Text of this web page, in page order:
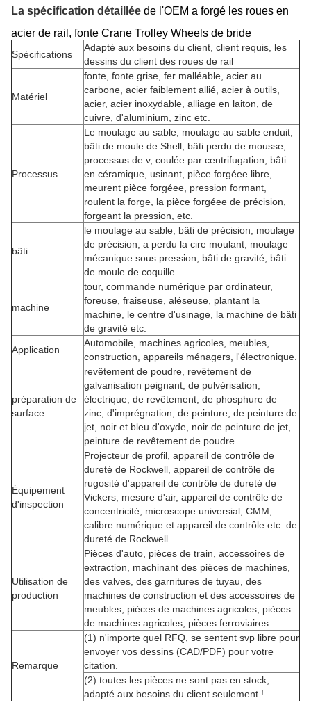
La spécification détaillée de l'OEM a forgé les roues en
acier de rail, fonte Crane Trolley Wheels de bride
Spécifications
Adapté aux besoins du client, client requis, les
dessins du client des roues de rail
Matériel
fonte, fonte grise, fer malléable, acier au
carbone, acier faiblement allié, acier à outils,
acier, acier inoxydable, alliage en laiton , de
cuivre , d'aluminium, zinc etc.
Processus
Le moulage au sable, moulage au sable enduit,
bâti de moule de Shell, bâti perdu de mousse,
processus de v, coulée par centrifugation, bâti
en céramique, usinant, pièce forgéee libre,
meurent pièce forgéee, pression formant,
roulent la forge, la pièce forgéee de précision,
forgeant la pression, etc.
bâti
le moulage au sable, bâti de précision, moulage
de précision, a perdu la cire moulant, moulage
mécanique sous pression, bâti de gravité, bâti
de moule de coquille
machine
tour, commande numérique par ordinateur,
foreuse, fraiseuse, aléseuse, plantant la
machine, le centre d'usinage, la machine de bâti
de gravité etc.
Application
Automobile, machines agricoles, meubles,
construction, appareils ménagers, l'électronique.
préparation de
surface
revêtement de poudre, revêtement de
galvanisation peignant, de pulvérisation,
électrique, de revêtement, de phosphure de
zinc, d'imprégnation, de peinture, de peinture de
jet, noir et bleu d'oxyde, noir de peinture de jet,
peinture de revêtement de poudre
Équipement
d'inspection
Projecteur de profil, appareil de contrôle de
dureté de Rockwell, appareil de contrôle de
rugosité d'appareil de contrôle de dureté de
Vickers, mesure d'air, appareil de contrôle de
concentricité, microscope universial, CMM,
calibre numérique et appareil de contrôle etc. de
dureté de Rockwell.
Utilisation de
production
Pièces d'auto, pièces de train, accessoires de
extraction, machinant des pièces de machines,
des valves, des garnitures de tuyau, des
machines de construction et des accessoires de
meubles, pièces de machines agricoles, pièces
de machines agricoles, pièces ferroviaires
Remarque
(1) n'importe quel RFQ, se sentent svp libre pour
envoyer vos dessins (CAD/PDF) pour votre
citation.
(2) toutes les pièces ne sont pas en stock,
adapté aux besoins du client seulement !